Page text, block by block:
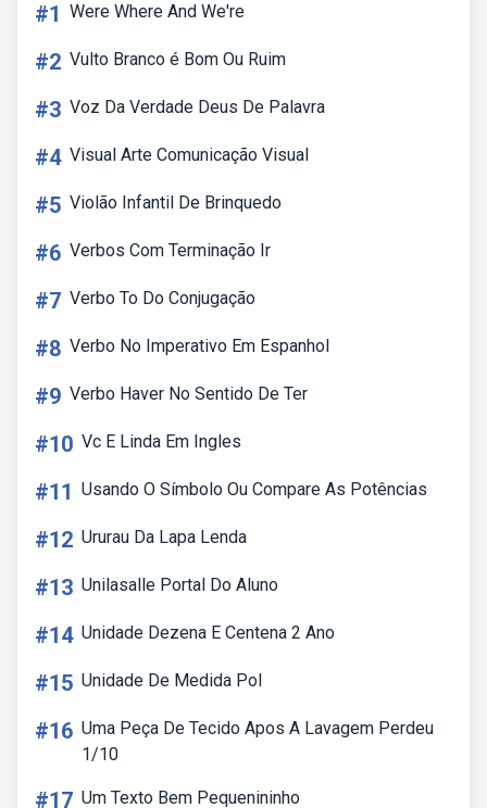
#1 Were Where And We're
#2 Vulto Branco é Bom Ou Ruim
#3 Voz Da Verdade Deus De Palavra
#4 Visual Arte Comunicação Visual
#5 Violão Infantil De Brinquedo
#6 Verbos Com Terminação Ir
#7 Verbo To Do Conjugação
#8 Verbo No Imperativo Em Espanhol
#9 Verbo Haver No Sentido De Ter
#10 Vc E Linda Em Ingles
#11 Usando O Símbolo Ou Compare As Potências
#12 Ururau Da Lapa Lenda
#13 Unilasalle Portal Do Aluno
#14 Unidade Dezena E Centena 2 Ano
#15 Unidade De Medida Pol
#16 Uma Peça De Tecido Apos A Lavagem Perdeu
1/10
#17 Um Texto Bem Pequenininho